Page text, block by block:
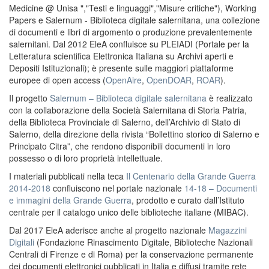
Medicine @ Unisa ","Testi e linguaggi","Misure critiche"), Working
Papers e Salernum - Biblioteca digitale salernitana, una collezione
di documenti e libri di argomento o produzione prevalentemente
salernitani. Dal 2012 EleA confluisce su PLEIADI (Portale per la
Letteratura scientifica Elettronica Italiana su Archivi aperti e
Depositi Istituzionali); è presente sulle maggiori piattaforme
europee di open access (OpenAire, OpenDOAR, ROAR).
Il progetto Salernum – Biblioteca digitale salernitana è realizzato
con la collaborazione della Società Salernitana di Storia Patria,
della Biblioteca Provinciale di Salerno, dell’Archivio di Stato di
Salerno, della direzione della rivista “Bollettino storico di Salerno e
Principato Citra”, che rendono disponibili documenti in loro
possesso o di loro proprietà intellettuale.
I materiali pubblicati nella teca Il Centenario della Grande Guerra
2014-2018 confluiscono nel portale nazionale 14-18 – Documenti
e immagini della Grande Guerra, prodotto e curato dall’Istituto
centrale per il catalogo unico delle biblioteche italiane (MIBAC).
Dal 2017 EleA aderisce anche al progetto nazionale Magazzini
Digitali (Fondazione Rinascimento Digitale, Biblioteche Nazionali
Centrali di Firenze e di Roma) per la conservazione permanente
dei documenti elettronici pubblicati in Italia e diffusi tramite rete